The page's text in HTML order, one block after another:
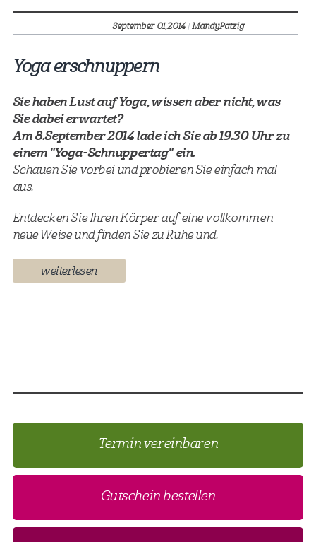
September 01,2014 |MandyPatzig
Yoga erschnuppern
Sie haben Lust auf Yoga, wissen aber nicht, was
Sie dabei erwartet?
Am 8.September 2014 lade ich Sie ab 19.30 Uhr zu
einem "Yoga-Schnuppertag" ein.
Schauen Sie vorbei und probieren Sie einfach mal
aus.
Entdecken Sie Ihren Körper auf eine vollkommen
neue Weise und finden Sie zu Ruhe und.
weiterlesen
Termin vereinbaren
Gutschein bestellen